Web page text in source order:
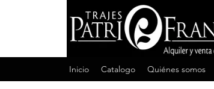
Inicio Catalogo Quiénes somos